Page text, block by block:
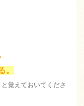
。
覚えておいてくださ